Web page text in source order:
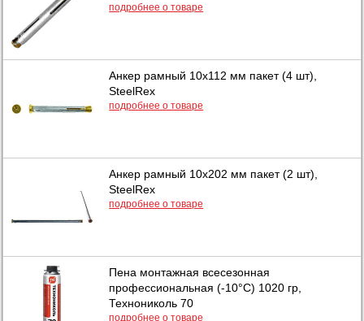
подробнее о товаре
Анкер рамный 10х112 мм пакет (4 шт),
SteelRex
подробнее о товаре
Анкер рамный 10х202 мм пакет (2 шт),
SteelRex
подробнее о товаре
Пена монтажная всесезонная
профессиональная (-10°C) 1020 гр,
Технониколь 70
подробнее о товаре